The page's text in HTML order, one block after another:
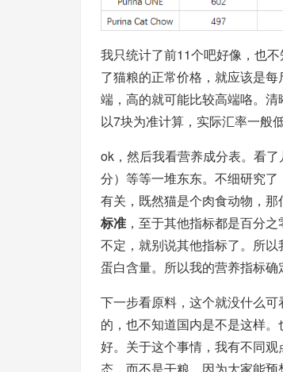
我只统计了前11个吧好像，也
了猫粮的正常价格，就应该是
端，高的就可能比较高端咯。
以7块为准计算，实际汇率一般
ok，然后我看营养成分表。看
分）等等一堆东东。不细研究
有关，既然猫是个肉食动物，
标准 ，至于其他指标都是百分
不定，就别说其他指标了。所
蛋白含量。所以我的营养指标确
下一步看原料，这个就没什么
的，也不知道国内是不是这样
好。关于这个事情，我有不同